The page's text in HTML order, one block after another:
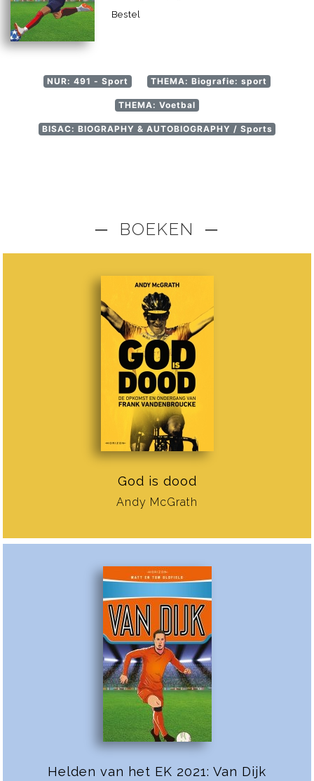
Bestel
NUR: 491 - Sport THEMA: Biografie: sport
THEMA: Voetbal
BISAC: BIOGRAPHY & AUTOBIOGRAPHY / Sports
─ BOEKEN ─
God is dood
Andy McGrath
Helden van het EK 2021: Van Dijk